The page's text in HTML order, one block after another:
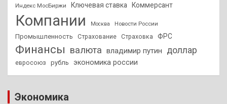
Индекс МосБиржи Ключевая ставка Коммерсант
Компании Москва Новости России
Промышленность Страхование Страховка ФРС
Финансы валюта владимир путин доллар
евросоюз рубль экономика россии
Экономика